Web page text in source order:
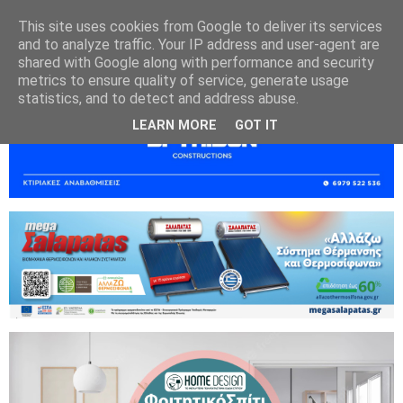
This site uses cookies from Google to deliver its services
and to analyze traffic. Your IP address and user-agent are
shared with Google along with performance and security
metrics to ensure quality of service, generate usage
statistics, and to detect and address abuse.
LEARN MORE GOT IT